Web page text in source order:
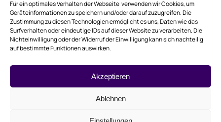
Für ein optimales Verhalten der Webseite verwenden wir Cookies, um
Geräteinformationen zu speichern und/oder darauf zuzugreifen. Die
Zustimmung zu diesen Technologien ermöglicht es uns, Daten wie das
Surfverhalten oder eindeutige IDs auf dieser Website zu verarbeiten. Die
Nichteinwilligung oder der Widerruf der Einwilligung kann sich nachteilig
auf bestimmte Funktionen auswirken.
Akzeptieren
Ablehnen
Rechtliche Hinweise